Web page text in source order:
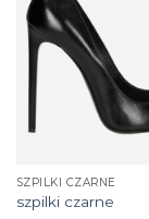
SZPILKI CZARNE
szpilki czarne